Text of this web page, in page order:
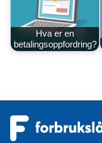
Hva er en
betalingsoppfordring?